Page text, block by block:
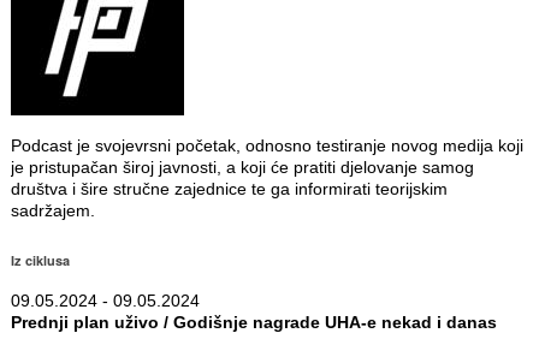
Podcast je svojevrsni početak, odnosno testiranje novog medija koji
je pristupačan široj javnosti, a koji će pratiti djelovanje samog
društva i šire stručne zajednice te ga informirati teorijskim
sadržajem.
Iz ciklusa
09.05.2024 - 09.05.2024
Prednji plan uživo / Godišnje nagrade UHA-e nekad i danas